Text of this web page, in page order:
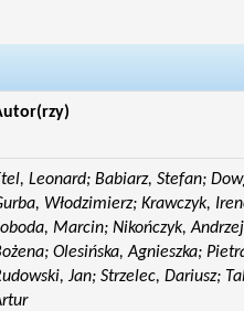
Leonard; Babiarz, Stefan;
Włodzimierz; Krawczyk,
Marcin; Nikończyk,
Olesińska, Agnieszka;
Jan; Strzelec, Dariusz;